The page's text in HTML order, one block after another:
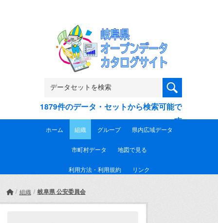
1879件のデータ・セットから検索可能で
す
ホーム 組織 グループ 県内広域データ
市町村データ 地図で見る
利用方法・利用規約 リンク
組織 岐阜県 公安委員会